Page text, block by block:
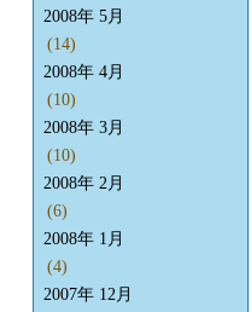
2008年 5月
(14)
2008年 4月
(10)
2008年 3月
(10)
2008年 2月
(6)
2008年 1月
(4)
2007年 12月